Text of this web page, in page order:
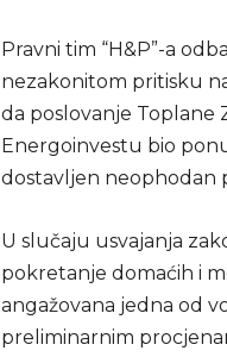
Pravni tim “H&P”-a
nezakonitom pritisku
da poslovanje Toplane
Energoinvestu bio
dostavljen neophodan
U slučaju usvajanja
pokretanje domaćih i
angažovana jedna od
preliminarnim